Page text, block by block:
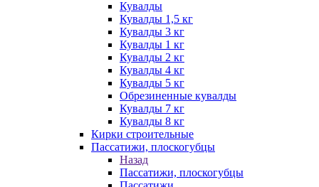
Кувалды
Кувалды 1,5 кг
Кувалды 3 кг
Кувалды 1 кг
Кувалды 2 кг
Кувалды 4 кг
Кувалды 5 кг
Обрезиненные кувалды
Кувалды 7 кг
Кувалды 8 кг
Кирки строительные
Пассатижи, плоскогубцы
Назад
Пассатижи, плоскогубцы